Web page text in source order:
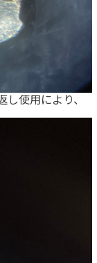
使用により、